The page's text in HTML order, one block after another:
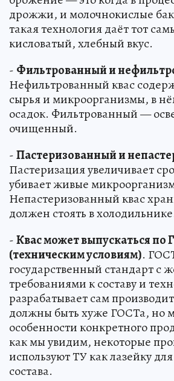
дрожжи, и молочнокислые
такая технология даёт тот
кисловатый, хлебный вкус.
- Фильтрованный и
Нефильтрованный квас
сырья и микроорганизмы, в
осадок. Фильтрованный —
очищенный.
-Пастеризованный и
Пастеризация увеличивает
убивает живые
Непастеризованный квас
должен стоять в
-Квас может выпускаться по
(техническим условиям).
государственный стандарт с
требованиями к составу и
разрабатывает сам
должны быть хуже ГОСТа, но
особенности конкретного
как мы увидим, некоторые
используют ТУ как лазейку
состава.